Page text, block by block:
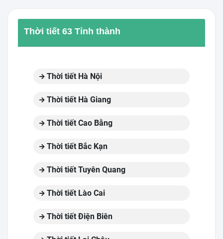
Thời tiết 63 Tỉnh thành
Thời tiết Hà Nội
Thời tiết Hà Giang
Thời tiết Cao Bằng
Thời tiết Bắc Kạn
Thời tiết Tuyên Quang
Thời tiết Lào Cai
Thời tiết Điện Biên